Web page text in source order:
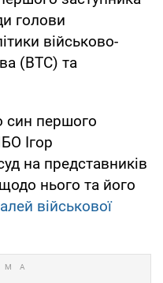
голови
військово-
(ВТС) та
син першого
Ігор
на представників
нього та його
військової